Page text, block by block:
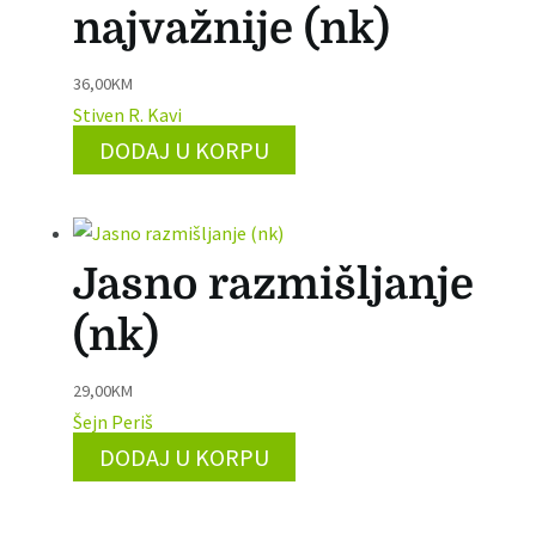
najvažnije (nk)
36,00KM
Stiven R. Kavi
DODAJ U KORPU
Jasno razmišljanje
(nk)
29,00KM
Šejn Periš
DODAJ U KORPU